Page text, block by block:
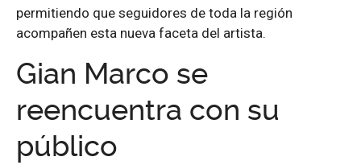
permitiendo que seguidores de toda la región
acompañen esta nueva faceta del artista.
Gian Marco se
reencuentra con su
público